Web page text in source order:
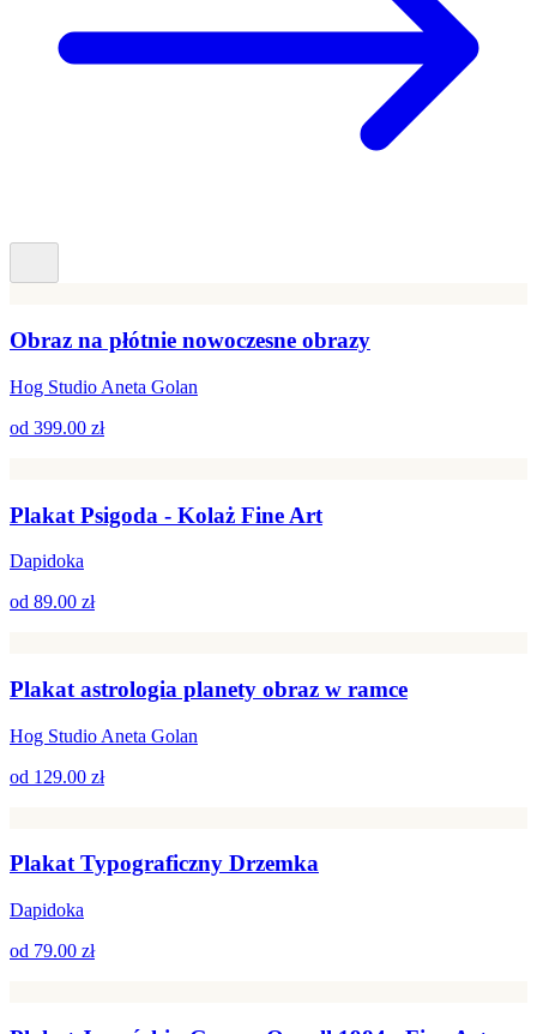
Obraz na płótnie nowoczesne obrazy
Hog Studio Aneta Golan
od 399.00 zł
Plakat Psigoda - Kolaż Fine Art
Dapidoka
od 89.00 zł
Plakat astrologia planety obraz w ramce
Hog Studio Aneta Golan
od 129.00 zł
Plakat Typograficzny Drzemka
Dapidoka
od 79.00 zł